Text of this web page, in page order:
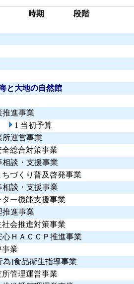
時期
段階
と大地の自然館
推進事業
1 当初予算
所運営事業
総合対策事業
相談・支援事業
づくり普及啓発事業
相談・支援事業
ー機能支援事業
推進事業
会推進対策事業
心ＨＡＣＣＰ推進事業
事業
為]食品衛生指導事業
管理運営事業